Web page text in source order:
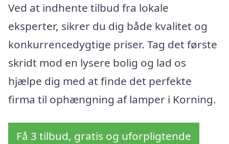
Ved at indhente tilbud fra lokale
eksperter, sikrer du dig både kvalitet og
konkurrencedygtige priser. Tag det første
skridt mod en lysere bolig og lad os
hjælpe dig med at finde det perfekte
firma til ophængning af lamper i Korning.
Få 3 tilbud, gratis og uforpligtende